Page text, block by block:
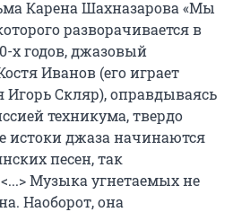
Карена Шахназарова «Мы
разворачивается в
х годов, джазовый
Иванов (его играет
Игорь Скляр), оправдываясь
техникума, твердо
истоки джаза начинаются
песен, так
Музыка угнетаемых не
Наоборот, она